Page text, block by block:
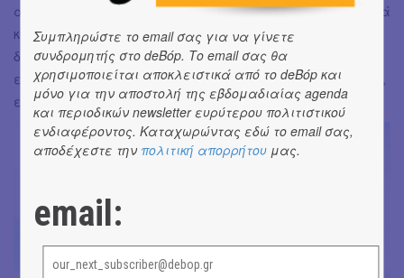
ανθρώπους που μέσα από τη δική τους καλλιτεχνική ματιά
και προσωπικότητα μπορούν να της δώσουν μια νέα
διάσταση και να βγάλουν προς τα έξω τις δικές τους
εκφράσεις, πιθανόν ιστορίες, είτε σε εικόνα, είτε σε ήχο,
είτε σε χώρο, και όλο αυτό να πάει τη συλλογή πιο πέρα.
Συμπληρώστε το email σας για να γίνετε
συνδρομητής στο deBόp. Το email σας θα
χρησιμοποιείται αποκλειστικά από το deBόp και
μόνο για την αποστολή της εβδομαδιαίας agenda
και περιοδικών newsletter ευρύτερου πολιτιστικού
ενδιαφέροντος. Καταχωρώντας εδώ το email σας,
αποδέχεστε την πολιτική απορρήτου μας.
email: